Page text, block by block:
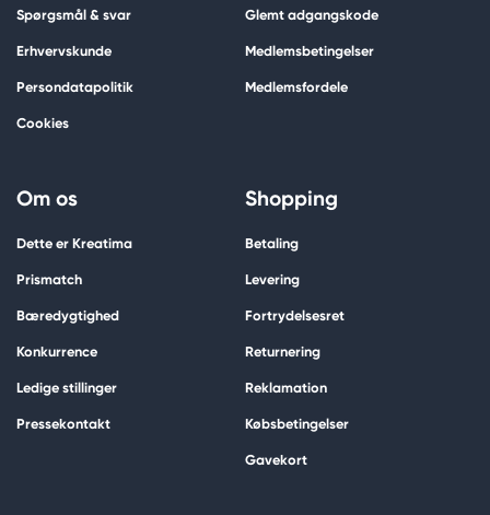
Spørgsmål & svar
Erhvervskunde
Persondatapolitik
Cookies
Glemt adgangskode
Medlemsbetingelser
Medlemsfordele
Om os
Dette er Kreatima
Prismatch
Bæredygtighed
Konkurrence
Ledige stillinger
Pressekontakt
Shopping
Betaling
Levering
Fortrydelsesret
Returnering
Reklamation
Købsbetingelser
Gavekort